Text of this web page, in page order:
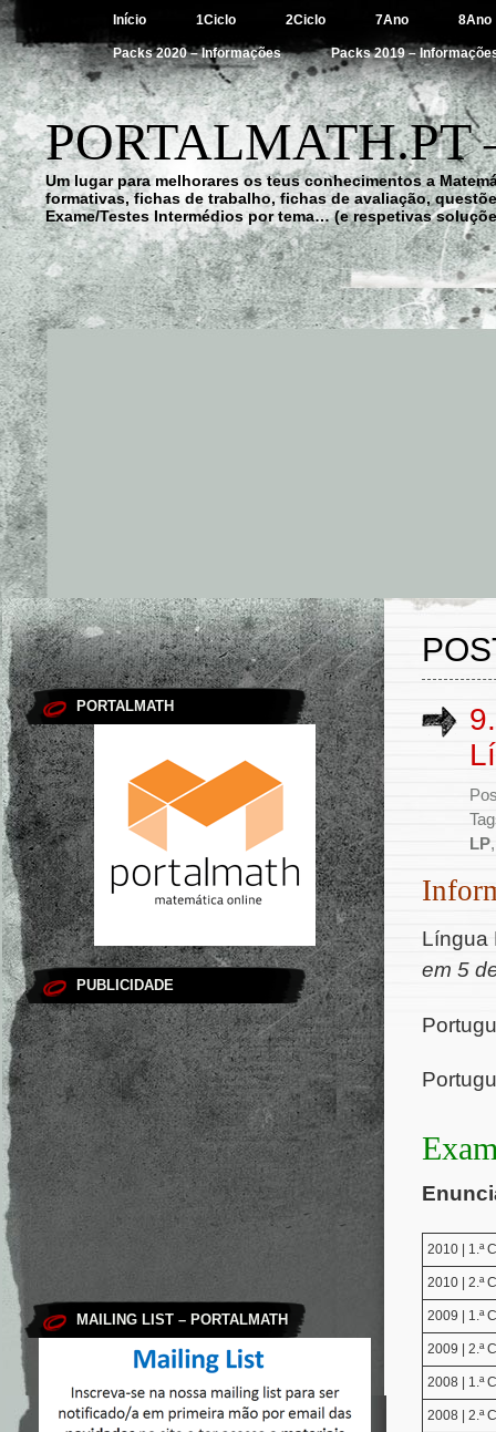
Início 1Ciclo 2Ciclo 7Ano 8Ano
Packs 2020 – Informações Packs 2019 –
Um lugar para melhorares os teus conhecimentos a
formativas, fichas de trabalho, fichas de avaliação,
Exame/Testes Intermédios por tema… (e respetivas
PORTALMATH
PUBLICIDADE
MAILING LIST – PORTALMATH
LP
Língua
em 5
2010 | 1.ª
2010 | 2.ª
2009 | 1.ª
2009 | 2.ª
2008 | 1.ª
2008 | 2.ª